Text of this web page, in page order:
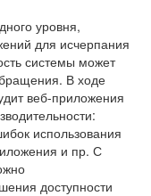
уровня,
для исчерпания
системы может
В ходе
веб-приложения
использования
и пр. С
доступности